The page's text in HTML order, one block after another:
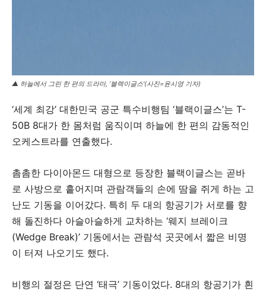
▲ 하늘에서 그린 한 편의 드라마, ‘블랙이글스'(사진=윤시영 기자)
‘세계 최강’ 대한민국 공군 특수비행팀 ‘블랙이글스’는 T-
50B 8대가 한 몸처럼 움직이며 하늘에 한 편의 감동적인
오케스트라를 연출했다.
촘촘한 다이아몬드 대형으로 등장한 블랙이글스는 곧바
로 사방으로 흩어지며 관람객들의 손에 땀을 쥐게 하는 고
난도 기동을 이어갔다. 특히 두 대의 항공기가 서로를 향
해 돌진하다 아슬아슬하게 교차하는 ‘웨지 브레이크
(Wedge Break)’ 기동에서는 관람석 곳곳에서 짧은 비명
이 터져 나오기도 했다.
비행의 절정은 단연 ‘태극’ 기동이었다. 8대의 항공기가 흰